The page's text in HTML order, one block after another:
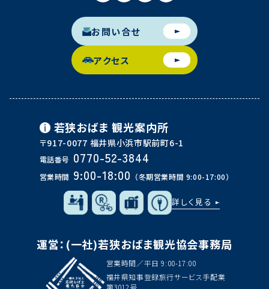
お問い合せ
アクセス
若狭おばま 観光案内所
〒917-0077 福井県小浜市駅前町6-1
電話番号 0770-52-3844
営業時間 9:00-18:00 （冬期営業時間 9:00-17:00）
詳しく見る
運営：(一社)若狭おばま観光協会事務局
営業時間／平日 9:00-17:00
福井県知事登録旅行サービス手配業